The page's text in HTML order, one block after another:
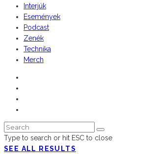
Interjúk
Események
Podcast
Zenék
Technika
Merch
Type to search or hit ESC to close
SEE ALL RESULTS